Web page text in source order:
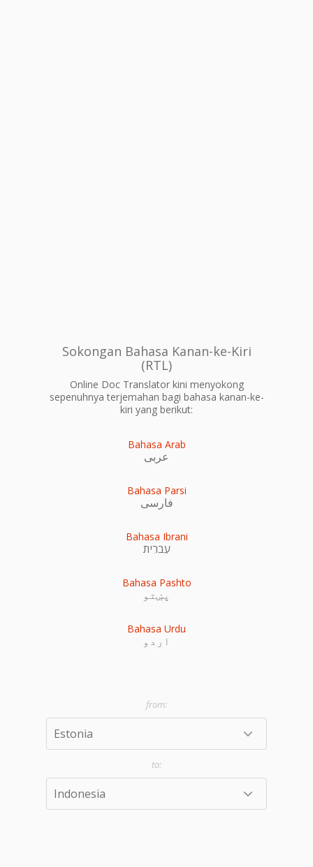
Sokongan Bahasa Kanan-ke-Kiri
(RTL)
Online Doc Translator kini menyokong
sepenuhnya terjemahan bagi bahasa kanan-ke-
kiri yang berikut:
Bahasa Arab
عربى
Bahasa Parsi
فارسی
Bahasa Ibrani
עִברִית
Bahasa Pashto
پښتو
Bahasa Urdu
اردو